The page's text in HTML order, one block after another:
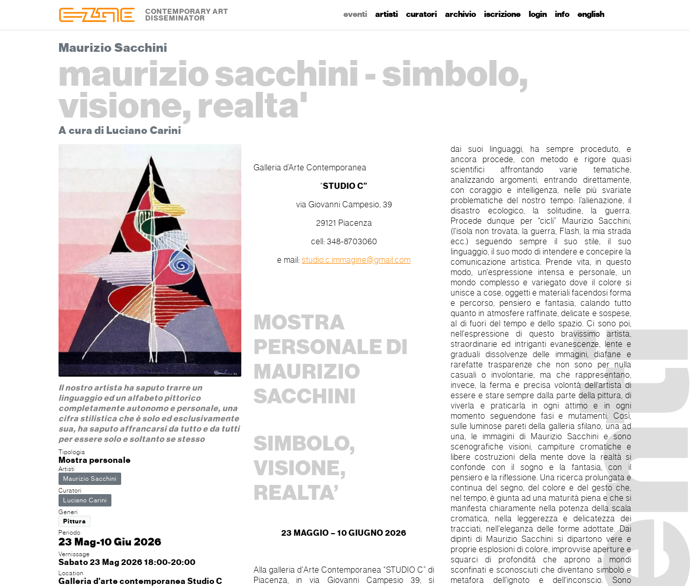
CONTEMPORARY ART
DISSEMINATOR eventi artisti curatori archivio iscrizione login info english
Maurizio Sacchini
maurizio sacchini - simbolo,
visione, realta'
A cura di Luciano Carini
Il nostro artista ha saputo trarre un
linguaggio ed un alfabeto pittorico
completamente autonomo e personale, una
cifra stilistica che è solo ed esclusivamente
sua, ha saputo affrancarsi da tutto e da tutti
per essere solo e soltanto se stesso
Tipologia
Mostra personale
Artisti
Maurizio Sacchini
Curatori
Luciano Carini
Generi
Pittura
Periodo
23 Mag-10 Giu 2026
Vernissage
Sabato 23 Mag 2026 18:00-20:00
Location
Galleria d'arte contemporanea Studio C
Galleria d’Arte Contemporanea
“STUDIO C”
via Giovanni Campesio, 39
29121 Piacenza
cell: 348-8703060
e mail: studio.c.immagine@gmail.com
MOSTRA
PERSONALE DI
MAURIZIO
SACCHINI
SIMBOLO,
VISIONE,
REALTA’
23 MAGGIO – 10 GIUGNO 2026
Alla galleria d'Arte Contemporanea “STUDIO C” di
Piacenza, in via Giovanni Campesio 39, si
dai suoi linguaggi, ha sempre proceduto, e
ancora procede, con metodo e rigore quasi
scientifici affrontando varie tematiche,
analizzando argomenti, entrando direttamente,
con coraggio e intelligenza, nelle più svariate
problematiche del nostro tempo: l’alienazione, il
disastro ecologico, la solitudine, la guerra.
Procede dunque per “cicli” Maurizio Sacchini,
(l'isola non trovata, la guerra, Flash, la mia strada
ecc.) seguendo sempre il suo stile, il suo
linguaggio, il suo modo di intendere e concepire la
comunicazione artistica. Prende vita, in questo
modo, un'espressione intensa e personale, un
mondo complesso e variegato dove il colore si
unisce a cose, oggetti e materiali facendosi forma
e percorso, pensiero e fantasia, calando tutto
quanto in atmosfere raffinate, delicate e sospese,
al di fuori del tempo e dello spazio. Ci sono poi,
nell'espressione di questo bravissimo artista,
straordinarie ed intriganti evanescenze, lente e
graduali dissolvenze delle immagini, diafane e
rarefatte trasparenze che non sono per nulla
casuali o involontarie, ma che rappresentano,
invece, la ferma e precisa volontà dell'artista di
essere e stare sempre dalla parte della pittura, di
viverla e praticarla in ogni attimo e in ogni
momento seguendone fasi e mutamenti. Così,
sulle luminose pareti della galleria sfilano, una ad
una, le immagini di Maurizio Sacchini e sono
scenografiche visioni, campiture cromatiche e
libere costruzioni della mente dove la realtà si
confonde con il sogno e la fantasia, con il
pensiero e la riflessione. Una ricerca prolungata e
continua del segno, del colore e del gesto che,
nel tempo, è giunta ad una maturità piena e che si
manifesta chiaramente nella potenza della scala
cromatica, nella leggerezza e delicatezza dei
tracciati, nell'eleganza delle forme adottate. Dai
dipinti di Maurizio Sacchini si dipartono vere e
proprie esplosioni di colore, improvvise aperture e
squarci di profondità che aprono a mondi
sconfinati e sconosciuti che diventano simbolo e
metafora dell'ignoto e dell'inconscio. Sono